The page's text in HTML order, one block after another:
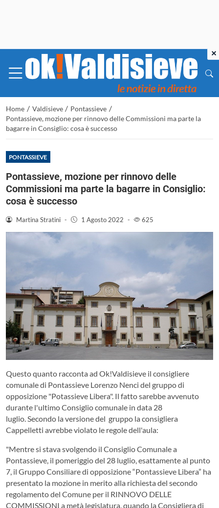
Home / Valdisieve / Pontassieve /
Pontassieve, mozione per rinnovo delle Commissioni ma parte la
bagarre in Consiglio: cosa è successo
PONTASSIEVE
Pontassieve, mozione per rinnovo delle
Commissioni ma parte la bagarre in Consiglio:
cosa è successo
Martina Stratini - 1 Agosto 2022 - 625
Questo quanto racconta ad Ok!Valdisieve il consigliere
comunale di Pontassieve Lorenzo Nenci del gruppo di
opposizione "Potassieve Libera". Il fatto sarebbe avvenuto
durante l'ultimo Consiglio comunale in data 28
luglio. Secondo la versione del gruppo la consigliera
Cappelletti avrebbe violato le regole dell'aula:
"Mentre si stava svolgendo il Consiglio Comunale a
Pontassieve, il pomeriggio del 28 luglio, esattamente al punto
7, il Gruppo Consiliare di opposizione “Pontassieve Libera” ha
presentato la mozione in merito alla richiesta del secondo
regolamento del Comune per il RINNOVO DELLE
COMMISSIONI a metà legislatura, quando la Consigliera di
×